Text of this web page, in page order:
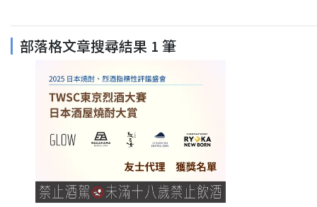
部落格文章搜尋結果 1 筆